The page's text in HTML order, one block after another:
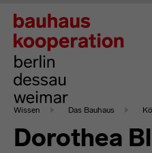
Wissen Das Bauhaus
Dorothea